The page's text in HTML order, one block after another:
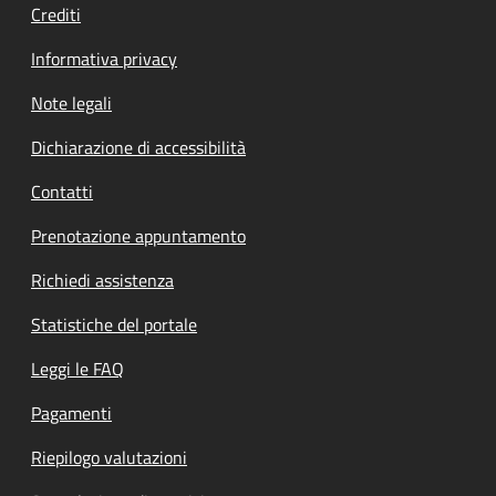
Crediti
Informativa privacy
Note legali
Dichiarazione di accessibilità
Contatti
Prenotazione appuntamento
Richiedi assistenza
Statistiche del portale
Leggi le FAQ
Pagamenti
Riepilogo valutazioni